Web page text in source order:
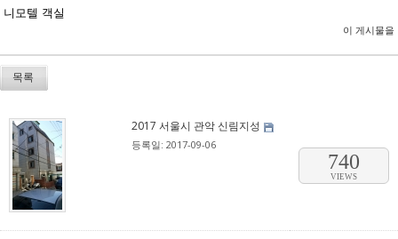
니모텔 객실
이 게시물을
목록
2017 서울시 관악 신림지성
등록일: 2017-09-06
740
VIEWS